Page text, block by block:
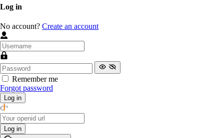
Log in
No account? Create an account
Remember me
Forgot password
Log in
Log in